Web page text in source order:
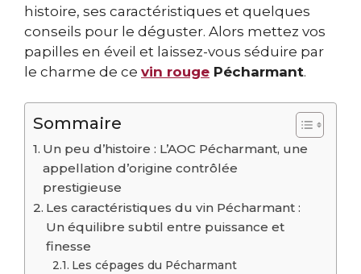
histoire, ses caractéristiques et quelques
conseils pour le déguster. Alors mettez vos
papilles en éveil et laissez-vous séduire par
le charme de ce vin rouge Pécharmant.
Sommaire
Un peu d’histoire : L’AOC Pécharmant, une
appellation d’origine contrôlée
prestigieuse
Les caractéristiques du vin Pécharmant :
Un équilibre subtil entre puissance et
finesse
Les cépages du Pécharmant